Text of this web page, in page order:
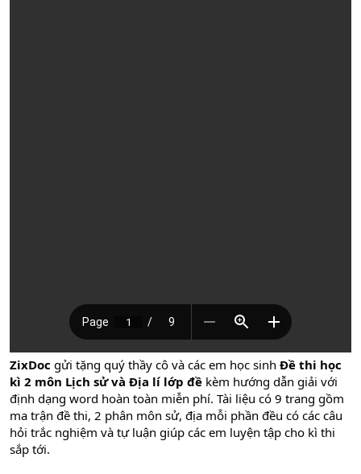
ZixDoc gửi tặng quý thầy cô và các em học sinh Đề thi học
kì 2 môn Lịch sử và Địa lí lớp đề kèm hướng dẫn giải với
định dạng word hoàn toàn miễn phí. Tài liệu có 9 trang gồm
ma trận đề thi, 2 phân môn sử, địa mỗi phần đều có các câu
hỏi trắc nghiệm và tự luận giúp các em luyện tập cho kì thi
sắp tới.